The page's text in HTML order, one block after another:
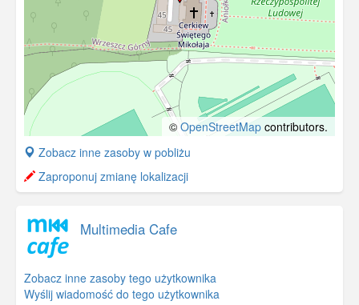
© OpenStreetMap contributors.
+
−
Zobacz inne zasoby w pobliżu
Zaproponuj zmianę lokalizacji
Multimedia Cafe
Zobacz inne zasoby tego użytkownika
Wyślij wiadomość do tego użytkownika